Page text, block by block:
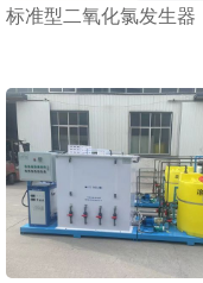
标准型二氧化氯发生器